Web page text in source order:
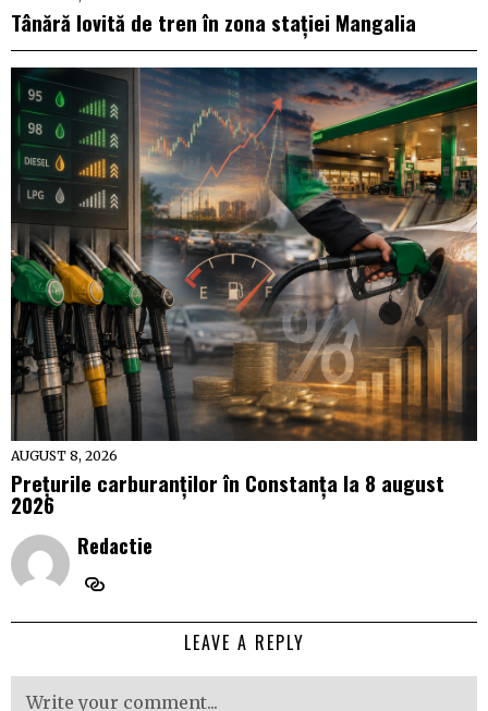
Tânără lovită de tren în zona stației Mangalia
AUGUST 8, 2026
Prețurile carburanților în Constanța la 8 august
2026
Redactie
LEAVE A REPLY